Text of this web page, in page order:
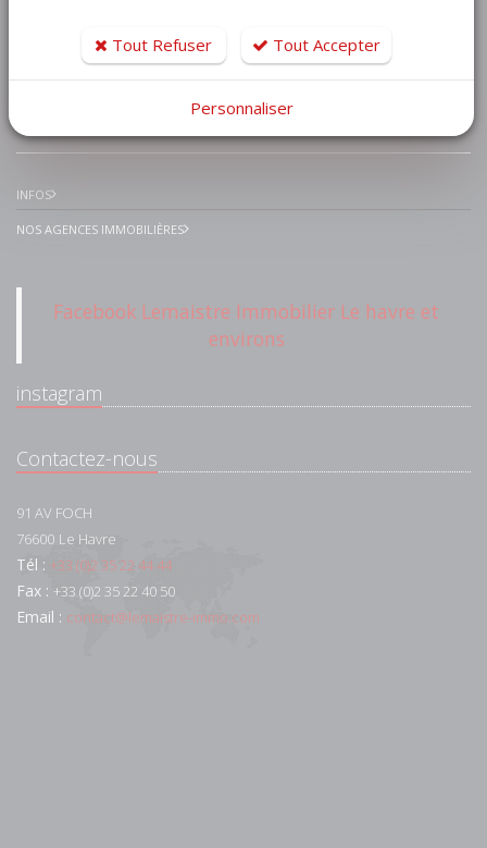
VENTE IMMEUBLE
INFOS
NOS AGENCES IMMOBILIÈRES
Facebook Lemaistre Immobilier Le havre et
environs
instagram
Contactez-nous
91 AV FOCH
76600 Le Havre
Tél : +33 (0)2 35 22 44 44
Fax : +33 (0)2 35 22 40 50
Email : contact@lemaistre-immo.com
Tout Refuser Tout Accepter
Personnaliser